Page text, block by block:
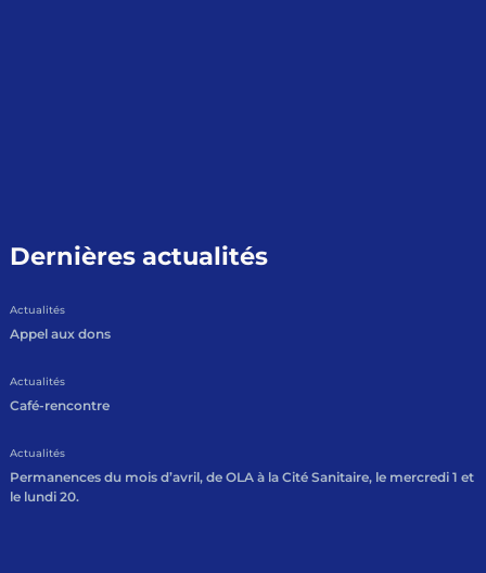
Dernières actualités
Actualités
Appel aux dons
Actualités
Café-rencontre
Actualités
Permanences du mois d’avril, de OLA à la Cité Sanitaire, le mercredi 1 et
le lundi 20.